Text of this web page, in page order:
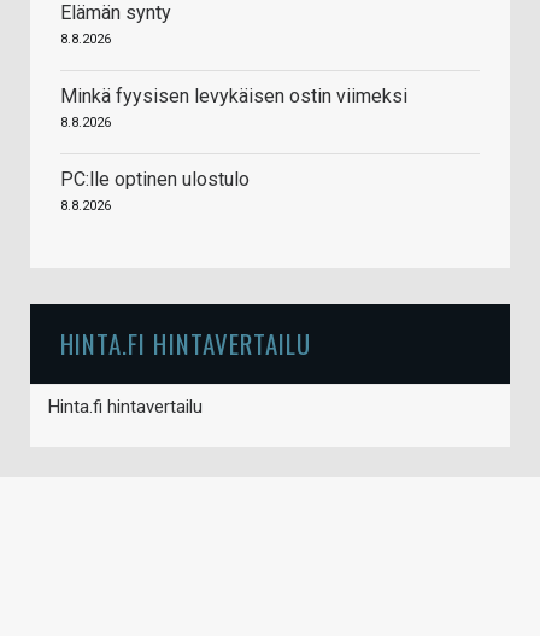
Elämän synty
8.8.2026
Minkä fyysisen levykäisen ostin viimeksi
8.8.2026
PC:lle optinen ulostulo
8.8.2026
HINTA.FI HINTAVERTAILU
Hinta.fi hintavertailu